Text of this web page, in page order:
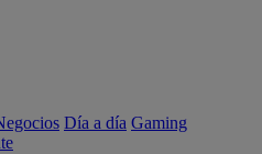
Día a día Gaming